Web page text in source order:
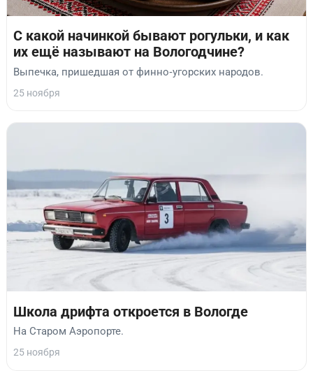
С какой начинкой бывают рогульки, и как
их ещё называют на Вологодчине?
Выпечка, пришедшая от финно‑угорских народов.
25 ноября
Школа дрифта откроется в Вологде
На Старом Аэропорте.
25 ноября